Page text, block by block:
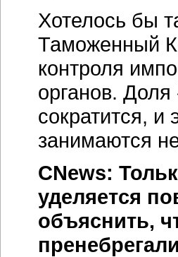
Хотелось бы
Таможенный
контроля
органов. Доля
сократится, и
занимаются
CNews:
уделяется
объяснить,